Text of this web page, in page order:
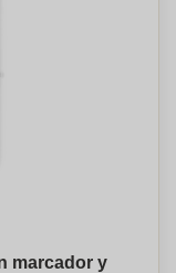
marcador y